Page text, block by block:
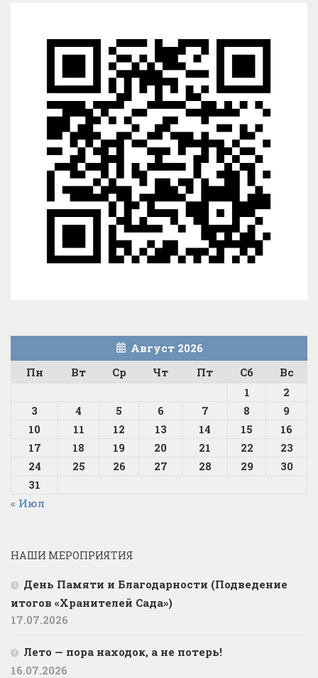
Август 2026
Пн
Вт Ср Чт Пт Сб
Вс
1
2
3
4 5 6 7 8
9
10
11 12 13 14 15
16
17
18 19 20 21 22
23
24
25 26 27 28 29
30
31
« Июл
НАШИ МЕРОПРИЯТИЯ
День Памяти и Благодарности (Подведение
итогов «Хранителей Сада»)
17.07.2026
Лето — пора находок, а не потерь!
16.07.2026